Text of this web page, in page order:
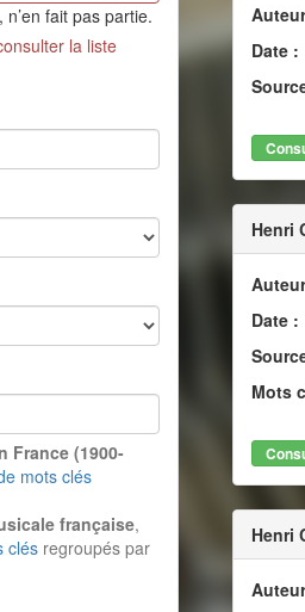
fait pas partie.
la liste
France (1900-
mots clés
française,
clés regroupés par
Date :
Henri
Date :
Mots
Henri